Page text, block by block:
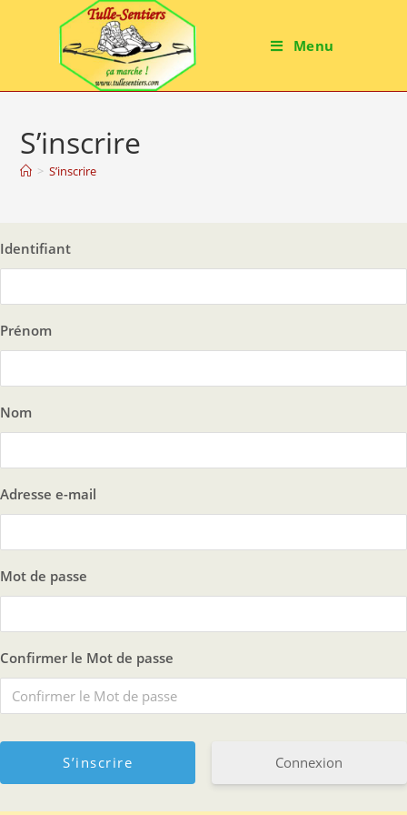
Menu
S’inscrire
> S’inscrire
Identifiant
Prénom
Nom
Adresse e-mail
Mot de passe
Confirmer le Mot de passe
Connexion